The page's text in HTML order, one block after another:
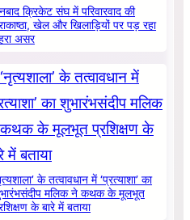
क्रिकेट संघ में परिवारवाद की
खेल और खिलाड़ियों पर पड़ रहा
असर
के तत्वावधान में ‘प्रत्याशा’ का
मलिक ने कथक के मूलभूत
के बारे में बताया